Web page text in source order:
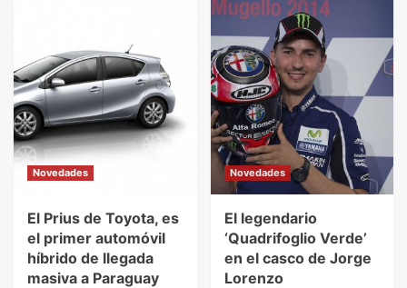
Novedades
El Prius de Toyota, es
el primer automóvil
híbrido de llegada
masiva a Paraguay
Novedades
El legendario
‘Quadrifoglio Verde’
en el casco de Jorge
Lorenzo